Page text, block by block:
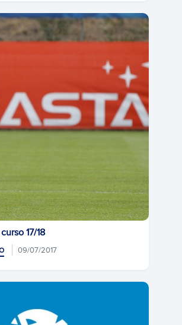
17/18
09/07/2017